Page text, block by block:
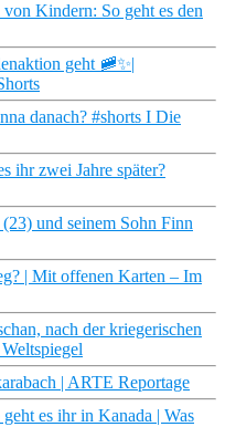
Kindern: So geht es den
geht 🚞✨|
danach? #shorts I Die
ihr zwei Jahre später?
und seinem Sohn Finn
| Mit offenen Karten – Im
nach der kriegerischen
| ARTE Reportage
es ihr in Kanada | Was